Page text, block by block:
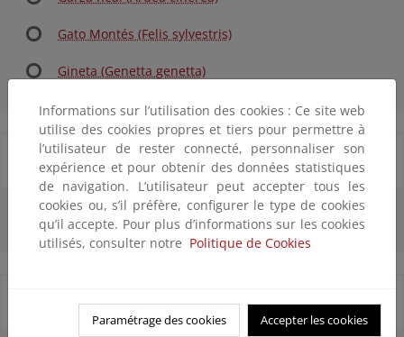
Gato Montés (Felis sylvestris)
Gineta (Genetta genetta)
Halcón Peregrino (Falco peregrinus)
Informations sur l’utilisation des cookies : Ce site web
utilise des cookies propres et tiers pour permettre à
l’utilisateur de rester connecté, personnaliser son
expérience et pour obtenir des données statistiques
de navigation. L’utilisateur peut accepter tous les
cookies ou, s’il préfère, configurer le type de cookies
qu’il accepte. Pour plus d’informations sur les cookies
utilisés, consulter notre Politique de Cookies
Paramétrage des cookies Accepter les cookies